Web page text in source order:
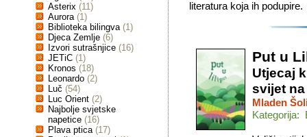
Asterix (11)
Aurora (1)
Biblioteka bilingva (1)
Djeca Zemlje (6)
Izvori sutrašnjice (16)
JETiC (1)
Kronos (18)
Leonardo (2)
Luč (54)
Luc Orient (2)
Najbolje svjetske
napetice (16)
Plava ptica (17)
literatura koja ih podupire.
Put u
Utjecaj
svijet
Mladen
Kategorija: